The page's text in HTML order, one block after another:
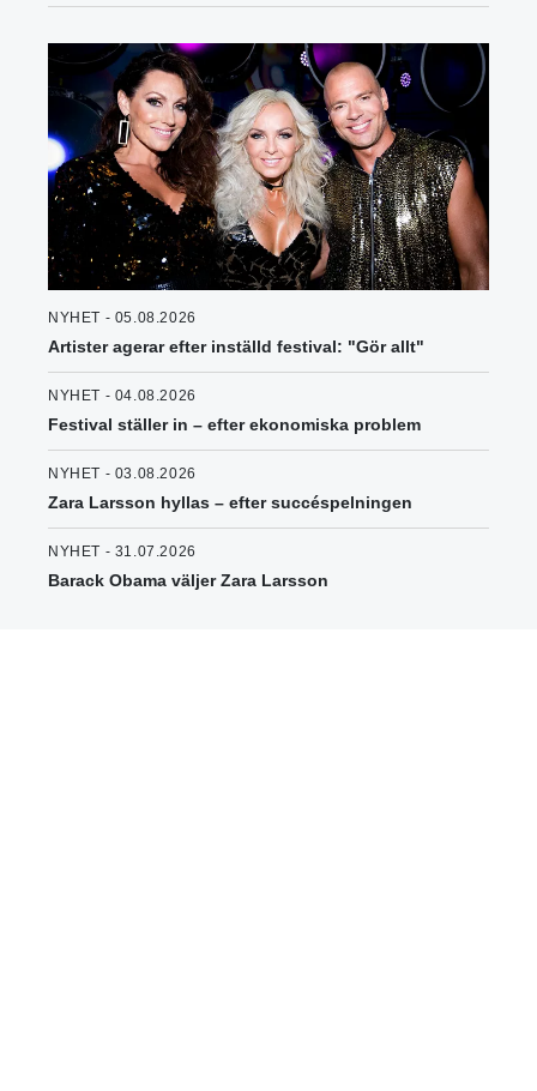
NYHET - 05.08.2026
Artister agerar efter inställd festival: "Gör allt"
NYHET - 04.08.2026
Festival ställer in – efter ekonomiska problem
NYHET - 03.08.2026
Zara Larsson hyllas – efter succéspelningen
NYHET - 31.07.2026
Barack Obama väljer Zara Larsson